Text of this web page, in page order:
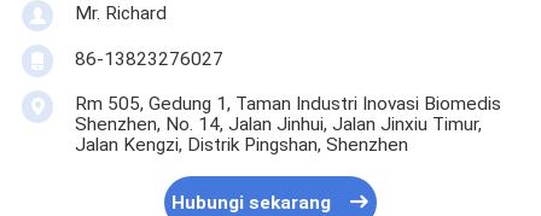
Mr. Richard
86-13823276027
Rm 505, Gedung 1, Taman Industri Inovasi Biomedis
Shenzhen, No. 14, Jalan Jinhui, Jalan Jinxiu Timur,
Jalan Kengzi, Distrik Pingshan, Shenzhen
Hubungi sekarang